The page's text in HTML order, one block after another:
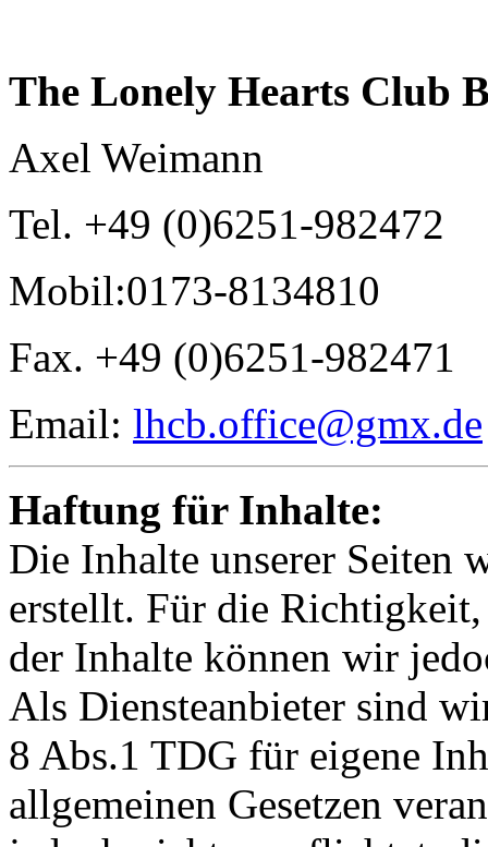
The Lonely Hearts Club
Axel Weimann
Tel. +49 (0)6251-982472
Mobil:0173-8134810
Fax. +49 (0)6251-982471
Email: lhcb.office@gmx.de
Haftung für Inhalte:
Die Inhalte unserer Seiten
erstellt. Für die
der Inhalte können wir
Als Diensteanbieter sind
8 Abs.1 TDG für eigene
allgemeinen Gesetzen